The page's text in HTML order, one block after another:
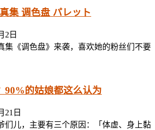
集 调色盘 パレット
2日
集《调色盘》来袭，喜欢她的粉丝们不要
90%的姑娘都这么认为
21日
们儿，主要有三个原因：「体虚、身上黏